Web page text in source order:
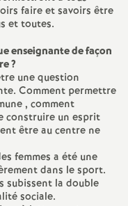
r
é
O
r
l
faire et savoirs être
et toutes.
enseignante de façon
?
une question
Comment permettre
, comment
construire un esprit
être au centre ne
femmes a été une
dans le sport.
subissent la double
sociale.